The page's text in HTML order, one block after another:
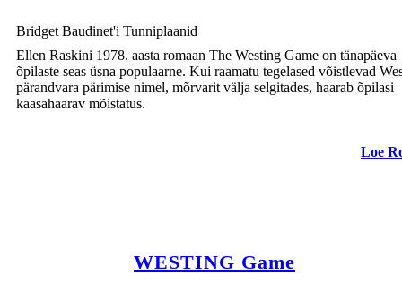
Bridget Baudinet'i Tunniplaanid
Ellen Raskini 1978. aasta romaan The Westing Game on tänapäeva
õpilaste seas üsna populaarne. Kui raamatu tegelased võistlevad
pärandvara pärimise nimel, mõrvarit välja selgitades, haarab õpilasi
kaasahaarav mõistatus.
Loe
WESTING Game